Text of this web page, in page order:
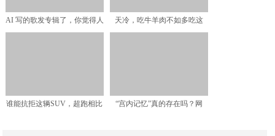
AI 写的歌发专辑了，你觉得人
天冷，吃牛羊肉不如多吃这
谁能抗拒这辆SUV，超跑相比
“宫内记忆”真的存在吗？网